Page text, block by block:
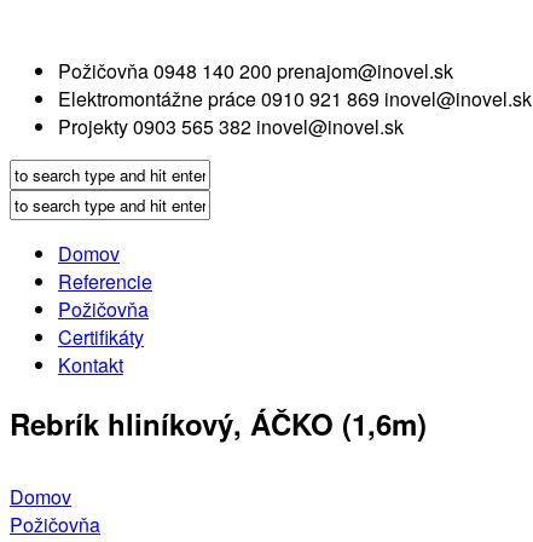
Požičovňa0948 140 200 prenajom@inovel.sk
Elektromontážne práce0910 921 869 inovel@inovel.sk
Projekty0903 565 382 inovel@inovel.sk
Domov
Referencie
Požičovňa
Certifikáty
Kontakt
Rebrík hliníkový, ÁČKO (1,6m)
Domov
Požičovňa